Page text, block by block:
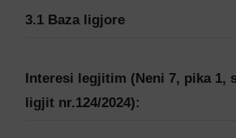
3.1 Baza ligjore
Interesi legjitim (Neni 7, pika 1,
ligjit nr.124/2024):